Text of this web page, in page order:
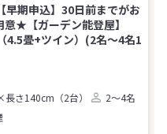
期申込】30日前までがお
★【ガーデン能登屋】
4.5畳+ツイン）(2名～4名1
さ140cm（2台）
2～4名